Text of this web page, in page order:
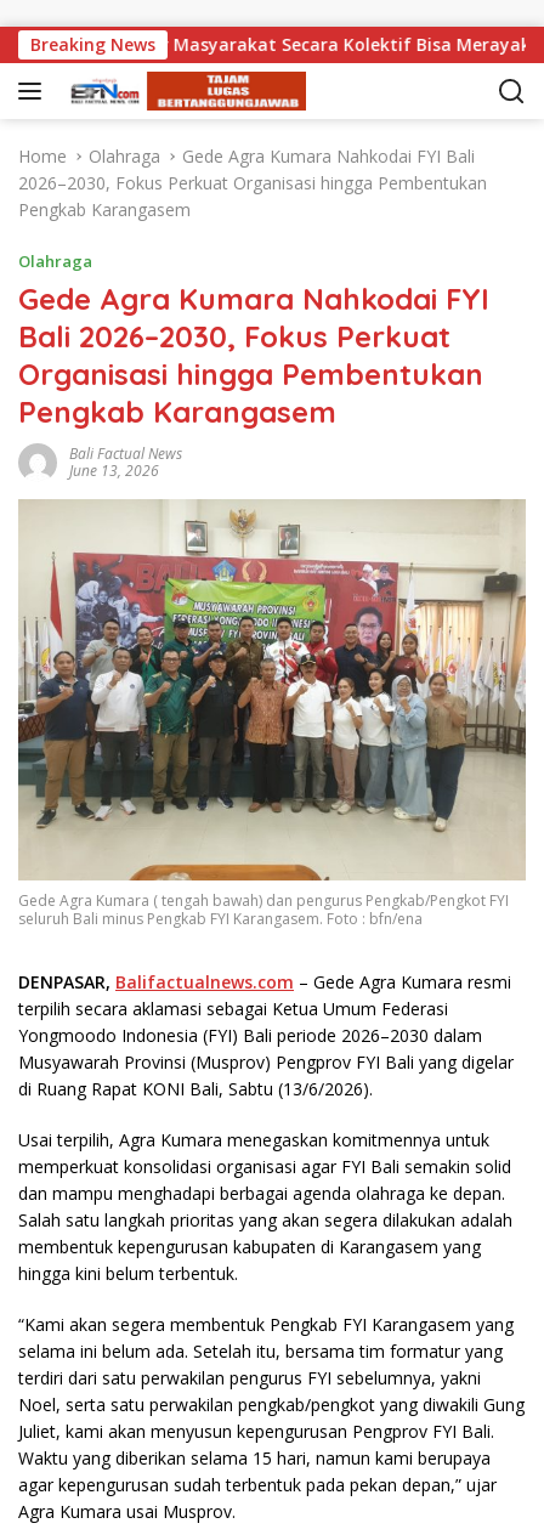
Breaking News
Agar Masyarakat Secara Kolektif Bisa Merayakan HUT RI
Home Olahraga
Gede Agra Kumara Nahkodai FYI Bali
2026–2030, Fokus Perkuat Organisasi hingga Pembentukan
Pengkab Karangasem
Olahraga
Gede Agra Kumara Nahkodai FYI
Bali 2026–2030, Fokus Perkuat
Organisasi hingga Pembentukan
Pengkab Karangasem
Bali Factual News
June 13, 2026
Gede Agra Kumara ( tengah bawah) dan pengurus Pengkab/Pengkot FYI
seluruh Bali minus Pengkab FYI Karangasem. Foto : bfn/ena
DENPASAR, Balifactualnews.com – Gede Agra Kumara resmi
terpilih secara aklamasi sebagai Ketua Umum Federasi
Yongmoodo Indonesia (FYI) Bali periode 2026–2030 dalam
Musyawarah Provinsi (Musprov) Pengprov FYI Bali yang digelar
di Ruang Rapat KONI Bali, Sabtu (13/6/2026).
Usai terpilih, Agra Kumara menegaskan komitmennya untuk
memperkuat konsolidasi organisasi agar FYI Bali semakin solid
dan mampu menghadapi berbagai agenda olahraga ke depan.
Salah satu langkah prioritas yang akan segera dilakukan adalah
membentuk kepengurusan kabupaten di Karangasem yang
hingga kini belum terbentuk.
“Kami akan segera membentuk Pengkab FYI Karangasem yang
selama ini belum ada. Setelah itu, bersama tim formatur yang
terdiri dari satu perwakilan pengurus FYI sebelumnya, yakni
Noel, serta satu perwakilan pengkab/pengkot yang diwakili Gung
Juliet, kami akan menyusun kepengurusan Pengprov FYI Bali.
Waktu yang diberikan selama 15 hari, namun kami berupaya
agar kepengurusan sudah terbentuk pada pekan depan,” ujar
Agra Kumara usai Musprov.